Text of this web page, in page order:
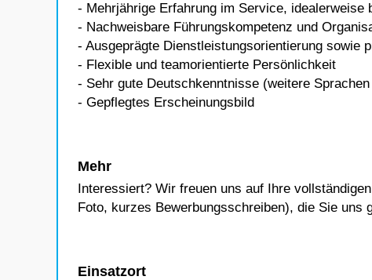
- Mehrjährige Erfahrung im Service,
- Nachweisbare Führungskompetenz und
- Ausgeprägte Dienstleistungsorientierung sowie
- Flexible und teamorientierte Persönlichkeit
- Sehr gute Deutschkenntnisse (weitere
- Gepflegtes Erscheinungsbild
Mehr
Interessiert? Wir freuen uns auf Ihre
Foto, kurzes Bewerbungsschreiben), die Sie uns
Einsatzort